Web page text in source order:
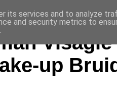
up
its services and to analyze
and security metrics to